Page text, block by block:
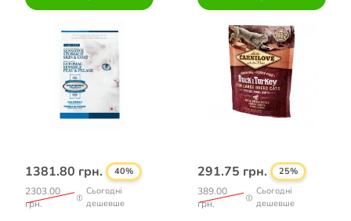
1381.80 грн. 40%
2303.00
грн.
Сьогодні
дешевше
291.75 грн. 25%
389.00
грн.
Сьогодні
дешевше